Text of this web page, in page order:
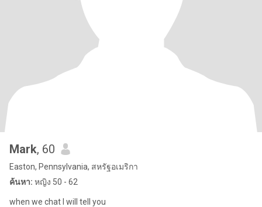
Mark, 60
Easton, Pennsylvania, สหรัฐอเมริกา
ค้นหา: หญิง 50 - 62
when we chat I will tell you